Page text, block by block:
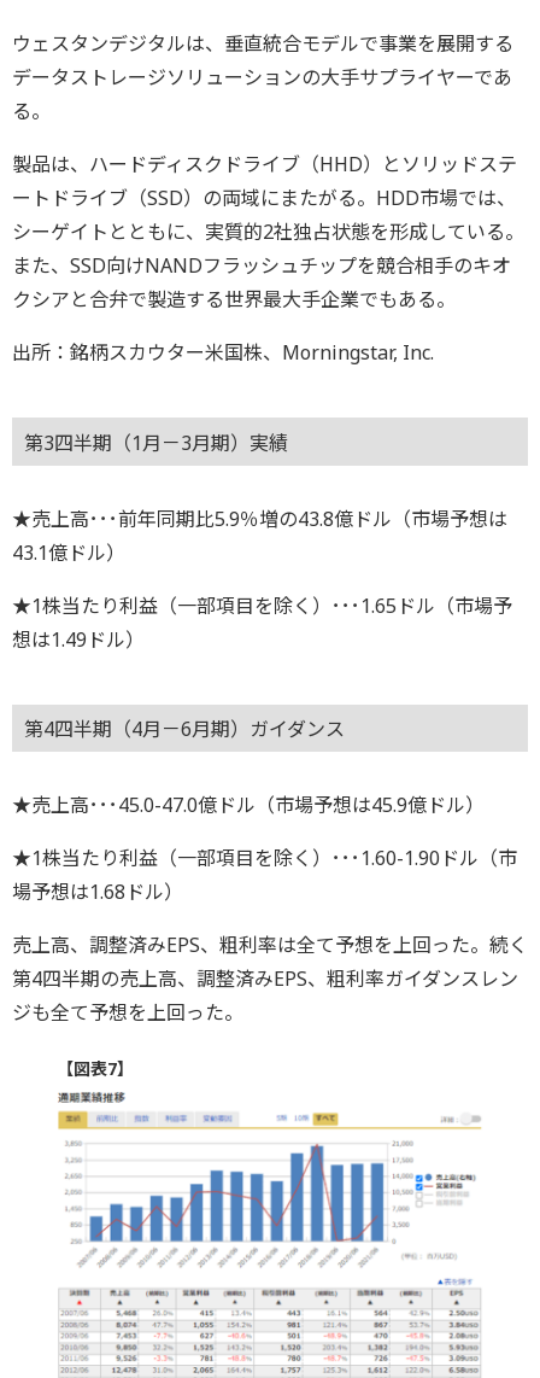
ウェスタンデジタルは、垂直統合モデルで事業を展開する
データストレージソリューションの大手サプライヤーであ
る。
製品は、ハードディスクドライブ（HHD）とソリッドステ
ートドライブ（SSD）の両域にまたがる。HDD市場では、
シーゲイトとともに、実質的2社独占状態を形成している。
また、SSD向けNANDフラッシュチップを競合相手のキオ
クシアと合弁で製造する世界最大手企業でもある。
出所：銘柄スカウター米国株、Morningstar, Inc.
第3四半期（1月－3月期）実績
★売上高･･･前年同期比5.9％増の43.8億ドル（市場予想は
43.1億ドル）
★1株当たり利益（一部項目を除く）･･･1.65ドル（市場予
想は1.49ドル）
第4四半期（4月－6月期）ガイダンス
★売上高･･･45.0-47.0億ドル（市場予想は45.9億ドル）
★1株当たり利益（一部項目を除く）･･･1.60-1.90ドル（市
場予想は1.68ドル）
売上高、調整済みEPS、粗利率は全て予想を上回った。続く
第4四半期の売上高、調整済みEPS、粗利率ガイダンスレン
ジも全て予想を上回った。
【図表7】